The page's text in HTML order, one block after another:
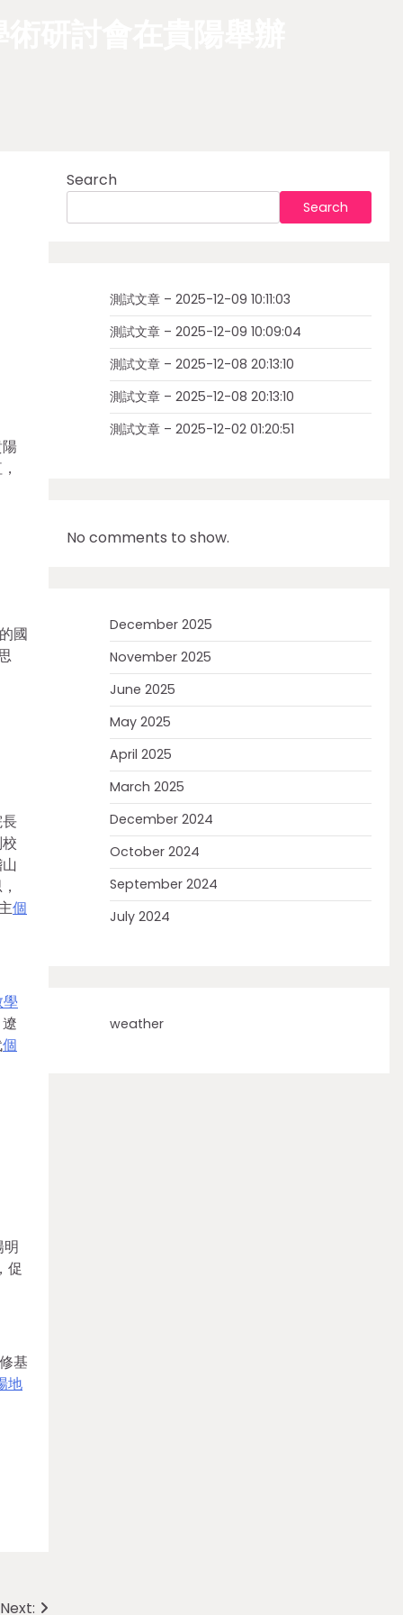
國
個
個
明
促
基
地
Next:
Search
Search
測試文章 – 2025-12-09 10:11:03
測試文章 – 2025-12-09 10:09:04
測試文章 – 2025-12-08 20:13:10
測試文章 – 2025-12-08 20:13:10
測試文章 – 2025-12-02 01:20:51
No comments to show.
December 2025
November 2025
June 2025
May 2025
April 2025
March 2025
December 2024
October 2024
September 2024
July 2024
weather